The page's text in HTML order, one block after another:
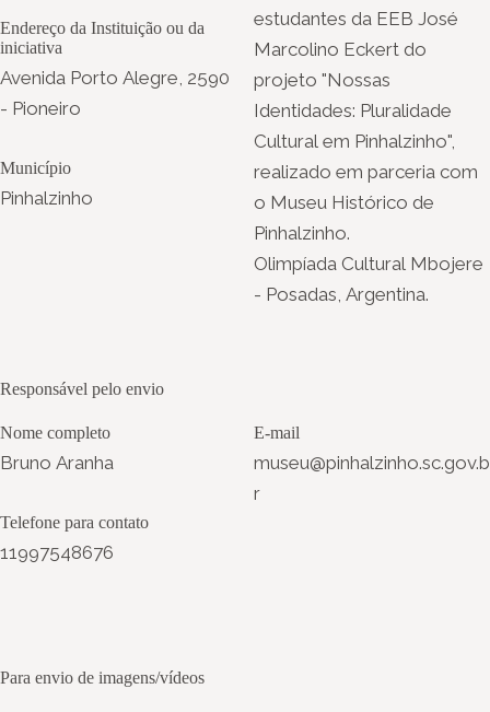
Endereço da Instituição ou da
iniciativa
Avenida Porto Alegre, 2590
- Pioneiro
Município
Pinhalzinho
estudantes da EEB José
Marcolino Eckert do
projeto "Nossas
Identidades: Pluralidade
Cultural em Pinhalzinho",
realizado em parceria com
o Museu Histórico de
Pinhalzinho.
Olimpíada Cultural Mbojere
- Posadas, Argentina.
Responsável pelo envio
Nome completo
Bruno Aranha
Telefone para contato
11997548676
E-mail
museu@pinhalzinho.sc.gov.b
r
Para envio de imagens/vídeos